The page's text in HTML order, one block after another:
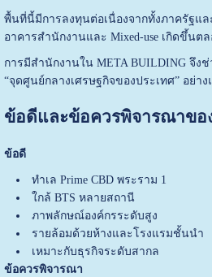
พื้นที่นี้มีการลงทุนต่อเนื่องจากทั้งภาครัฐแล
อาคารสำนักงานและ Mixed-use เกิดขึ้นตล
การมีสำนักงานใน META BUILDING จึง
“จุดศูนย์กลางเศรษฐกิจของประเทศ” อย่าง
ข้อดีและข้อควรพิจารณาขอ
ข้อดี
ทำเล Prime CBD พระราม 1
ใกล้ BTS หลายสถานี
ภาพลักษณ์องค์กรระดับสูง
รายล้อมด้วยห้างและโรงแรมชั้นนำ
เหมาะกับธุรกิจระดับสากล
ข้อควรพิจารณา